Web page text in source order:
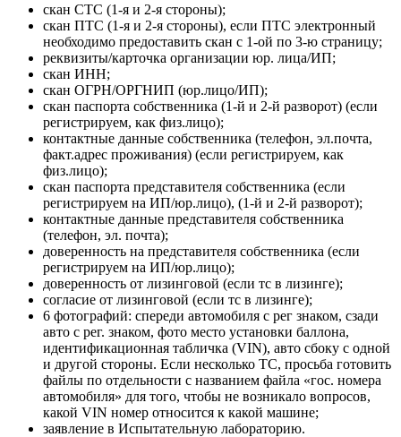
скан СТС (1-я и 2-я стороны);
скан ПТС (1-я и 2-я стороны), если ПТС электронный
необходимо предоставить скан с 1-ой по 3-ю страницу;
реквизиты/карточка организации юр. лица/ИП;
скан ИНН;
скан ОГРН/ОРГНИП (юр.лицо/ИП);
скан паспорта собственника (1-й и 2-й разворот) (если
регистрируем, как физ.лицо);
контактные данные собственника (телефон, эл.почта,
факт.адрес проживания) (если регистрируем, как
физ.лицо);
скан паспорта представителя собственника (если
регистрируем на ИП/юр.лицо), (1-й и 2-й разворот);
контактные данные представителя собственника
(телефон, эл. почта);
доверенность на представителя собственника (если
регистрируем на ИП/юр.лицо);
доверенность от лизинговой (если тс в лизинге);
согласие от лизинговой (если тс в лизинге);
6 фотографий: спереди автомобиля с рег знаком, сзади
авто с рег. знаком, фото место установки баллона,
идентификационная табличка (VIN), авто сбоку с одной
и другой стороны. Если несколько ТС, просьба готовить
файлы по отдельности с названием файла «гос. номера
автомобиля» для того, чтобы не возникало вопросов,
какой VIN номер относится к какой машине;
заявление в Испытательную лабораторию.